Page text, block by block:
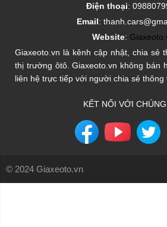
Điện thoại:
Email:
Website:
Giaxeoto.vn là kênh cập nhật, chia sẻ
thị trường ôtô. Giaxeoto.vn không bán
liên hệ trực tiếp với người chia sẻ thông
KẾT NỐI VỚI
© 2024 Giaxeoto.vn